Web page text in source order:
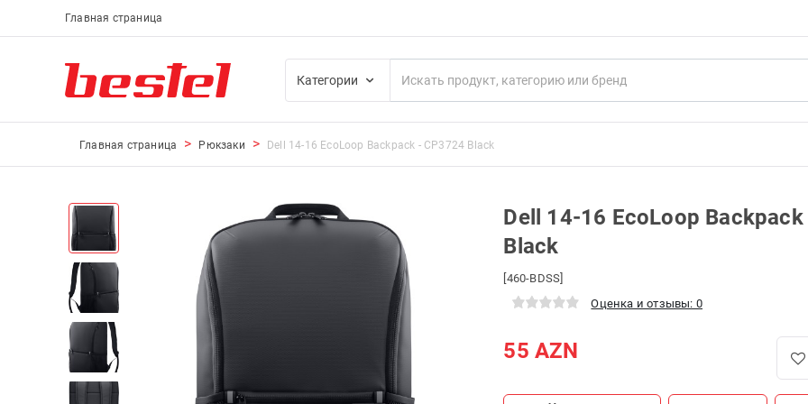
Главная страница
Категории
Главная страница Рюкзаки Dell 14-16 EcoLoop Backpack - CP3724 Black
Dell 14-16 EcoLoop Backpack
Black
[460-BDSS]
Оценка и отзывы: 0
55 AZN